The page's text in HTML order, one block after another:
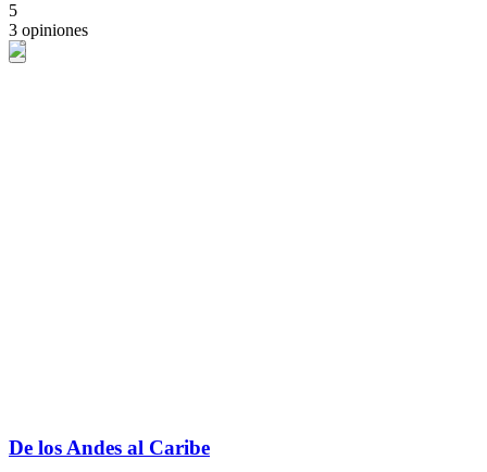
5
3 opiniones
De los Andes al Caribe